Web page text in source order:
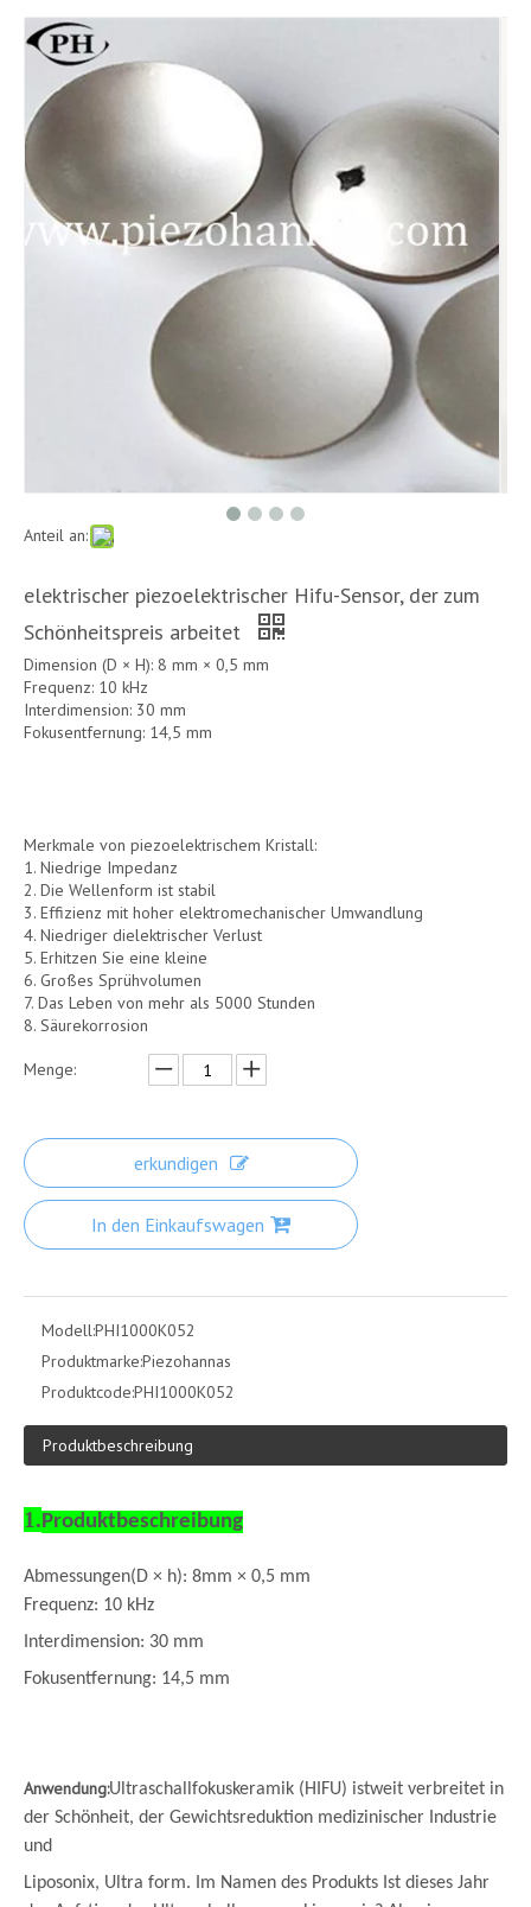
Anteil an:
elektrischer piezoelektrischer Hifu-Sensor, der zum
Schönheitspreis arbeitet
Dimension (D × H): 8 mm × 0,5 mm
Frequenz: 10 kHz
Interdimension: 30 mm
Fokusentfernung: 14,5 mm
Merkmale von piezoelektrischem Kristall:
1. Niedrige Impedanz
2. Die Wellenform ist stabil
3. Effizienz mit hoher elektromechanischer Umwandlung
4. Niedriger dielektrischer Verlust
5. Erhitzen Sie eine kleine
6. Großes Sprühvolumen
7. Das Leben von mehr als 5000 Stunden
8. Säurekorrosion
Menge:
erkundigen
In den Einkaufswagen
Modell:PHI1000K052
Produktmarke:Piezohannas
Produktcode:PHI1000K052
Produktbeschreibung
1.Produktbeschreibung
Abmessungen(D × h): 8mm × 0,5 mm
Frequenz: 10 kHz
Interdimension: 30 mm
Fokusentfernung: 14,5 mm
Anwendung:Ultraschallfokuskeramik (HIFU) istweit verbreitet in
der Schönheit, der Gewichtsreduktion medizinischer Industrie
und
Liposonix, Ultra form. Im Namen des Produkts Ist dieses Jahr